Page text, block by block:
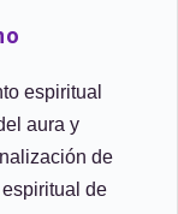
espiritual
aura y
de
de